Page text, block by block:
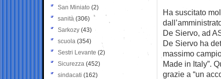
Ha suscitato
De Siervo, ad
De Siervo ha
massimo
Made in Italy”.
grazie a “un
San Miniato (2)
sanità (306)
Sarkozy (43)
scuola (354)
Sestri Levante (2)
Sicurezza (452)
sindacati (162)